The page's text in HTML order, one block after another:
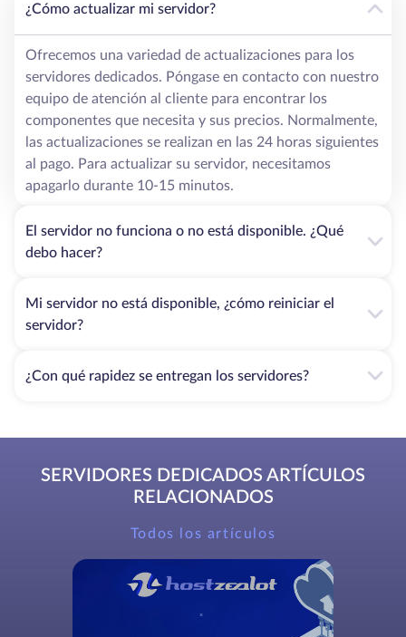
¿Cómo actualizar mi servidor?
Ofrecemos una variedad de actualizaciones para los
servidores dedicados. Póngase en contacto con nuestro
equipo de atención al cliente para encontrar los
componentes que necesita y sus precios. Normalmente,
las actualizaciones se realizan en las 24 horas siguientes
al pago. Para actualizar su servidor, necesitamos
apagarlo durante 10-15 minutos.
El servidor no funciona o no está disponible. ¿Qué
debo hacer?
Mi servidor no está disponible, ¿cómo reiniciar el
servidor?
¿Con qué rapidez se entregan los servidores?
SERVIDORES DEDICADOS ARTÍCULOS
RELACIONADOS
Todos los artículos